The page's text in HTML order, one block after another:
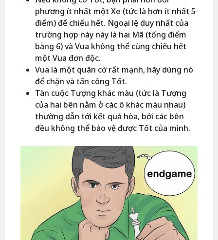
phương ít nhất một Xe (tức là hơn ít nhất 5
điểm) để chiếu hết. Ngoại lệ duy nhất của
trường hợp này này là hai Mã (tổng điểm
bằng 6) và Vua không thể cùng chiếu hết
một Vua đơn độc.
Vua là một quân cờ rất mạnh, hãy dùng nó
để chặn và tấn công Tốt.
Tàn cuộc Tượng khác màu (tức là Tượng
của hai bên nằm ở các ô khác màu nhau)
thường dẫn tới kết quả hòa, bởi các bên
đều không thể bảo vệ được Tốt của mình.